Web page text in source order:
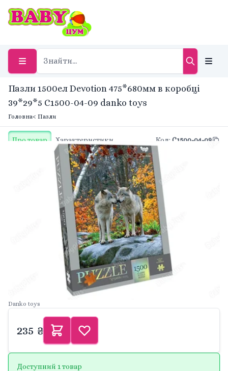
Пазли 1500ел Devotion 475*680мм в коробці
39*29*5 C1500-04-09 danko toys
Головна< Пазли
Про товар Характеристики Код: C1500-04-09
Danko toys
235 ₴
Доступний 1 товар